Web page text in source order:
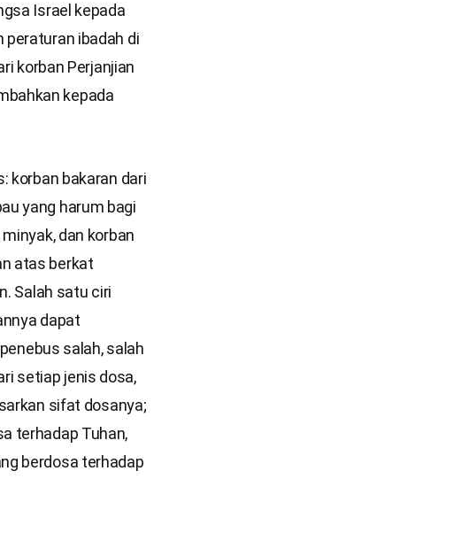
Israel kepada
peraturan ibadah di
korban Perjanjian
kepada
korban bakaran dari
yang harum bagi
dan korban
atas berkat
Salah satu ciri
dapat
salah, salah
setiap jenis dosa,
sifat dosanya;
terhadap Tuhan,
berdosa terhadap